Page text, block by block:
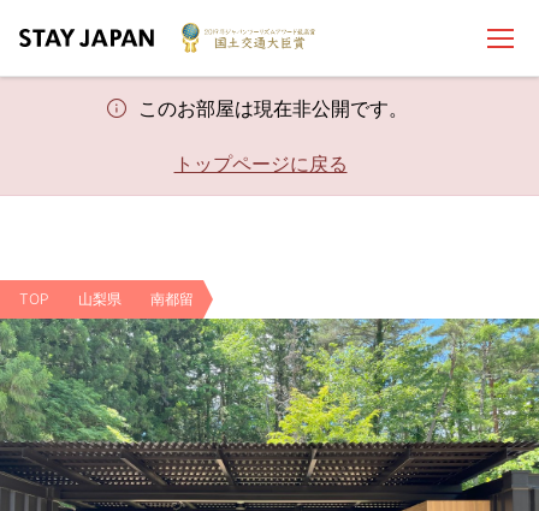
このお部屋は現在非公開です。
トップページに戻る
TOP 山梨県 南都留